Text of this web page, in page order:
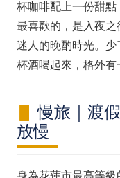
杯咖啡配上一份甜點
最喜歡的，是入夜
迷人的晚酌時光。
杯酒喝起來，格外有
慢旅｜渡
放慢
身為花蓮市最高等